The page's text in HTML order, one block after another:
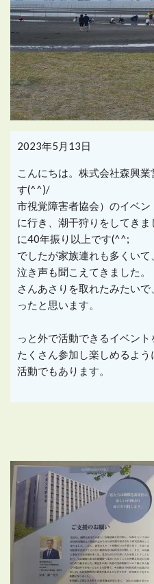
2023年5月13日
こんにちは。株式会社森興
す(^^)/ 先日
市視覚障害者協会）のイベ
に行き、潮干狩りをしてき
に40年振り以
でしたが家族連れも多くいて
泣き声も聞こえてきまし
さんあさりを取れたみたい
ったと思
っと外で活動できるイベン
たくさん参加し楽しめるよ
活動でも